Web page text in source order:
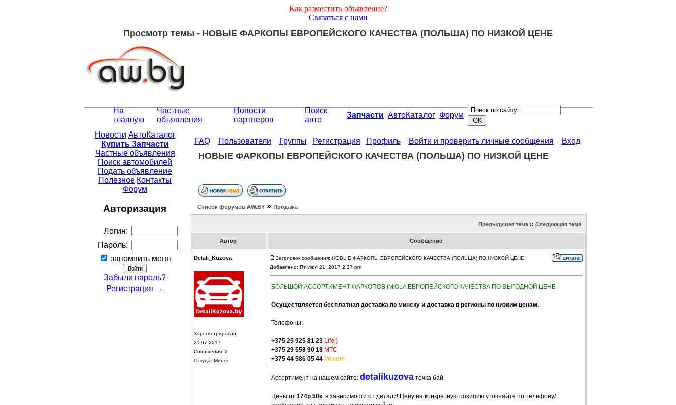
Как разместить объявление?
Связаться с нами
Просмотр темы - НОВЫЕ ФАРКОПЫ ЕВРОПЕЙСКОГО КАЧЕСТВА (ПОЛЬША) ПО НИЗКОЙ ЦЕНЕ
На
главную
Частные
объявления
Новости
партнеров
Поиск
авто
Запчасти АвтоКаталог Форум
Новости АвтоКаталог
Купить Запчасти
Частные объявления
Поиск автомобилей
Подать объявление
Полезное Контакты
Форум
Авторизация
Логин:
Пароль:
запомнить меня
Забыли пароль?
Регистрация →
FAQ Пользователи Группы Регистрация Профиль Войти и проверить личные сообщения Вход
НОВЫЕ ФАРКОПЫ ЕВРОПЕЙСКОГО КАЧЕСТВА (ПОЛЬША) ПО НИЗКОЙ ЦЕНЕ
Список форумов АW.BY» Продажа
Предыдущая тема:: Следующая тема
Автор Сообщение
Detali_Kuzova
Зарегистрирован:
21.07.2017
Сообщения: 2
Откуда: Минск
Заголовок сообщения: НОВЫЕ ФАРКОПЫ ЕВРОПЕЙСКОГО КАЧЕСТВА (ПОЛЬША) ПО НИЗКОЙ ЦЕНЕ
Добавлено: Пт Июл 21, 2017 2:37 pm
БОЛЬШОЙ АССОРТИМЕНТ ФАРКОПОВ IMIOLA ЕВРОПЕЙСКОГО КАЧЕСТВА ПО ВЫГОДНОЙ ЦЕНЕ
Осуществляется бесплатная доставка по минску и доставка в регионы по низким ценам.
Телефоны:
+375 25 925 81 23 Life:)
+375 29 558 90 18 MTC
+375 44 586 05 44 Velcom
Ассортимент на нашем сайте: detalikuzovaточка бай
Цены от 174р 50к, в зависимости от детали! Цену на конкретную позицию уточняйте по телефону/